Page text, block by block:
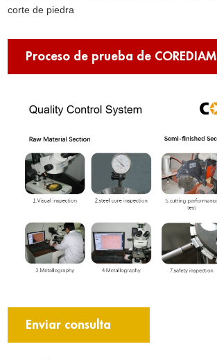
corte de piedra
Proceso de prueba de COREDIAM
Enviar consulta